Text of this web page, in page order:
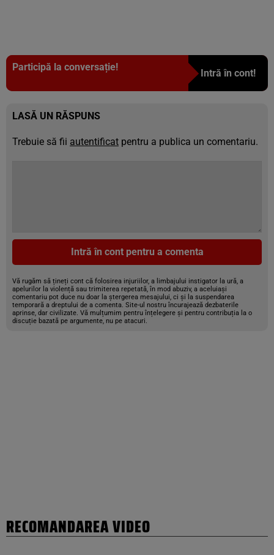
Participă la conversație!
Intră în cont!
LASĂ UN RĂSPUNS
Trebuie să fii autentificat pentru a publica un comentariu.
Intră în cont pentru a comenta
Vă rugăm să țineți cont că folosirea injuriilor, a limbajului instigator la ură, a
apelurilor la violență sau trimiterea repetată, în mod abuziv, a aceluiași
comentariu pot duce nu doar la ștergerea mesajului, ci și la suspendarea
temporară a dreptului de a comenta. Site-ul nostru încurajează dezbaterile
aprinse, dar civilizate. Vă mulțumim pentru înțelegere și pentru contribuția la o
discuție bazată pe argumente, nu pe atacuri.
RECOMANDAREA VIDEO